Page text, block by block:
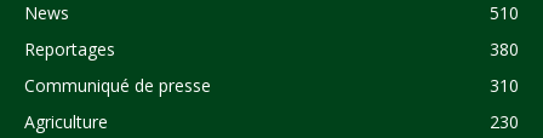
News
510
Reportages
380
Communiqué de presse
310
Agriculture
230